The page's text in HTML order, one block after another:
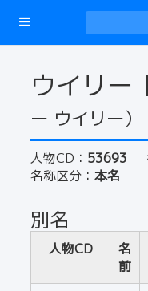
ウイリー
ー ウイリー）
人物CD： 53693
名称区分： 本名
別名
人物CD
名
前